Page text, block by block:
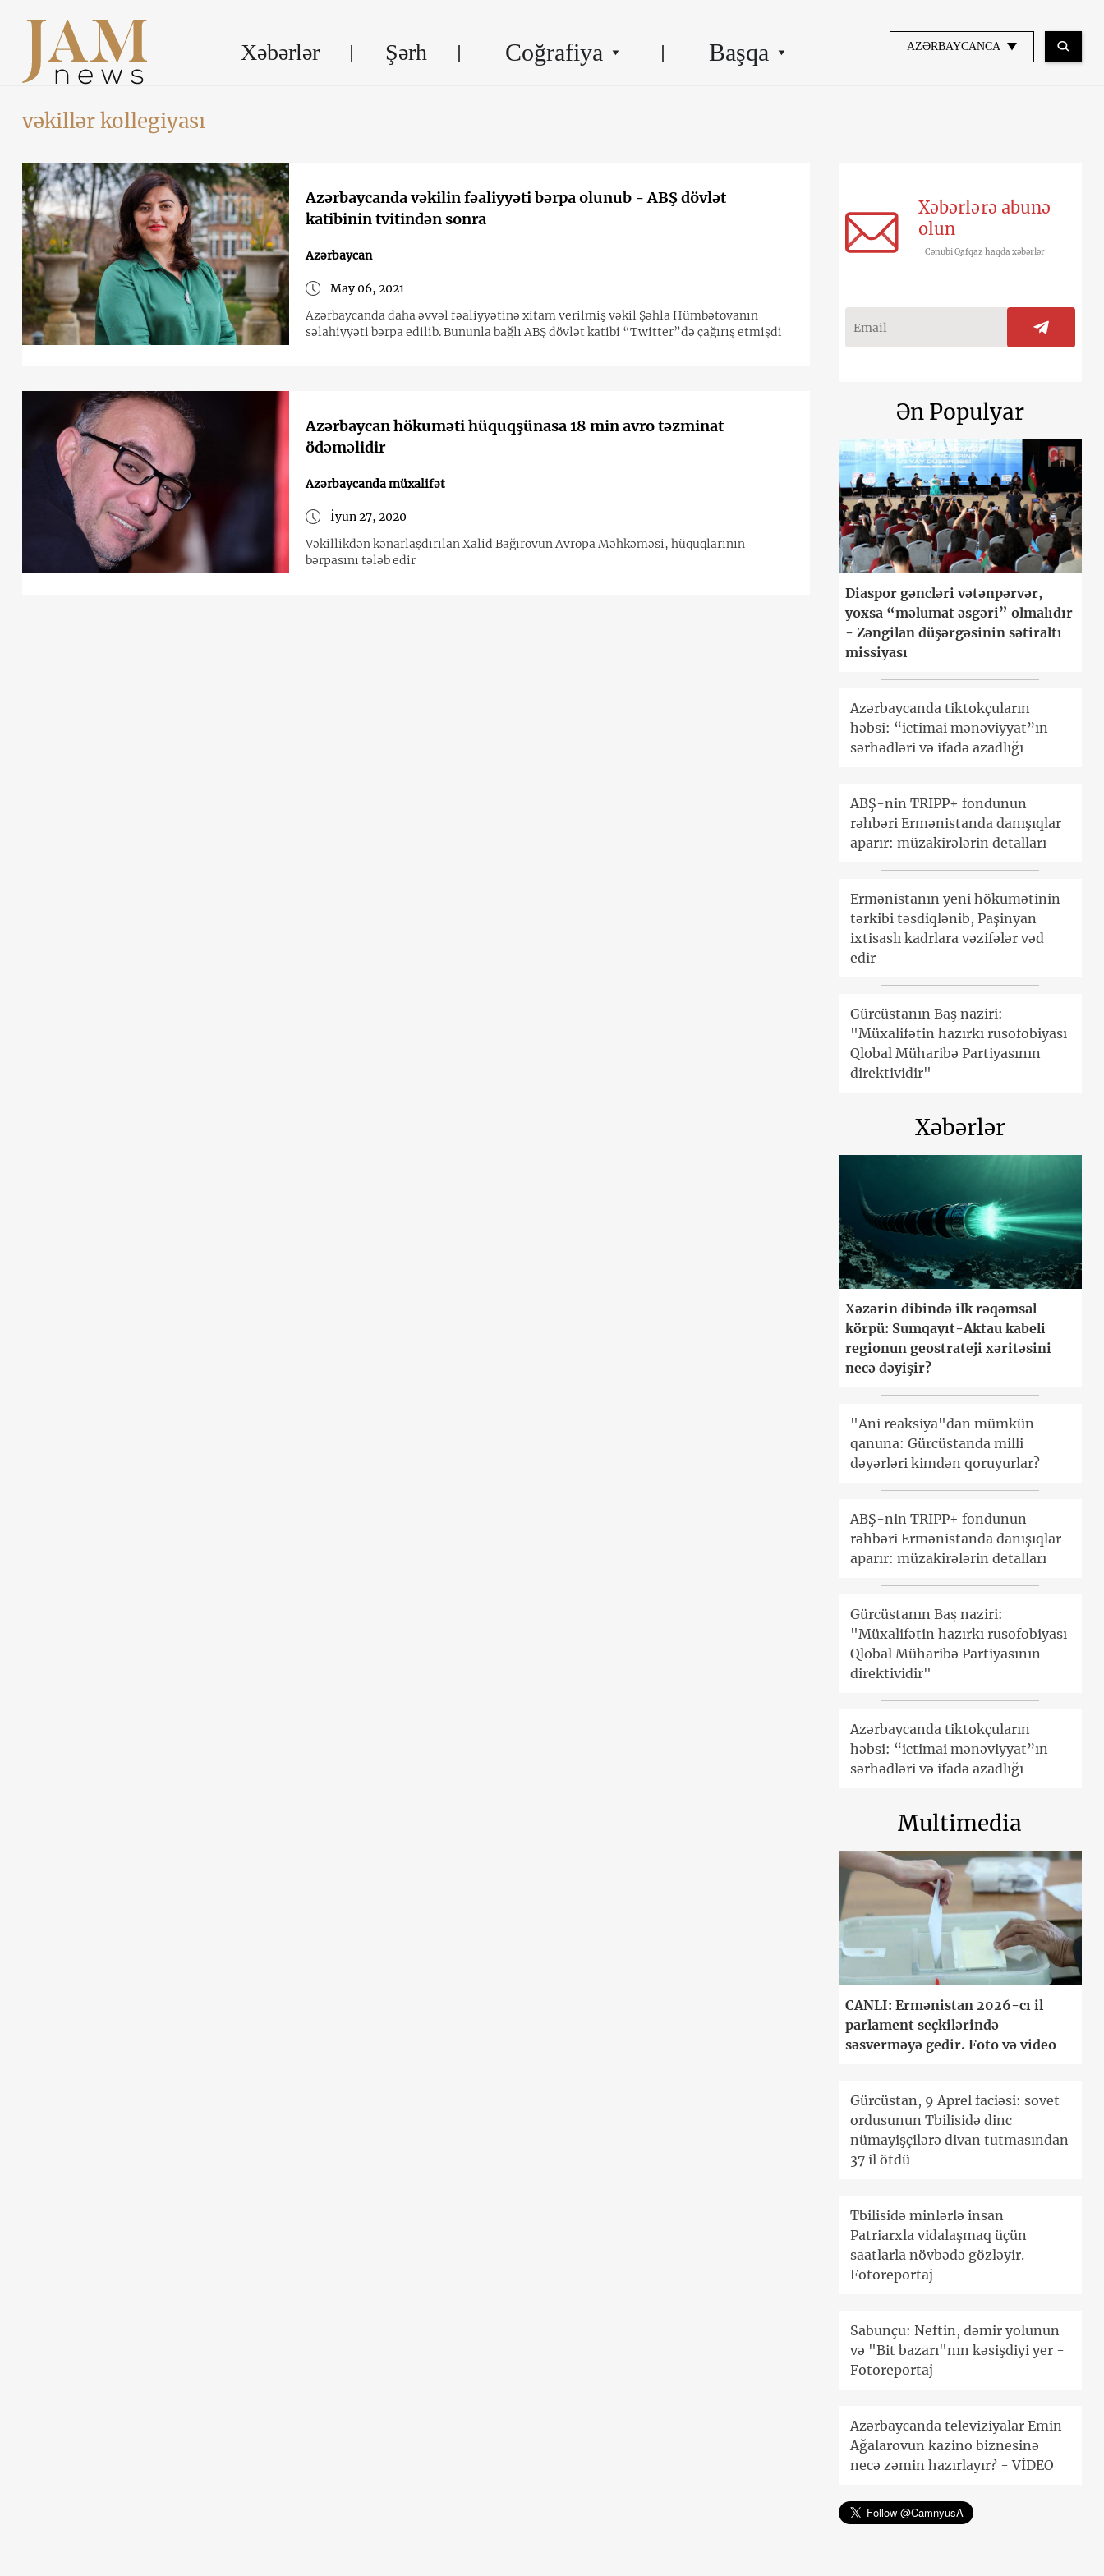
Xəbərlər Şərh Coğrafiya Başqa AZƏRBAYCANCA
vəkillər kollegiyası
Azərbaycanda vəkilin fəaliyyəti bərpa olunub - ABŞ dövlət
katibinin tvitindən sonra
Azərbaycan
May 06, 2021
Azərbaycanda daha əvvəl fəaliyyətinə xitam verilmiş vəkil Şəhla Hümbətovanın
səlahiyyəti bərpa edilib. Bununla bağlı ABŞ dövlət katibi “Twitter”də çağırış etmişdi
Azərbaycan hökuməti hüquqşünasa 18 min avro təzminat
ödəməlidir
Azərbaycanda müxalifət
İyun 27, 2020
Vəkillikdən kənarlaşdırılan Xalid Bağırovun Avropa Məhkəməsi, hüquqlarının
bərpasını tələb edir
Xəbərlərə abunə
olun
Cənubi Qafqaz haqda xəbərlər
Ən Populyar
Diaspor gəncləri vətənpərvər,
yoxsa “məlumat əsgəri” olmalıdır
- Zəngilan düşərgəsinin sətiraltı
missiyası
Azərbaycanda tiktokçuların
həbsi: “ictimai mənəviyyat”ın
sərhədləri və ifadə azadlığı
ABŞ-nin TRIPP+ fondunun
rəhbəri Ermənistanda danışıqlar
aparır: müzakirələrin detalları
Ermənistanın yeni hökumətinin
tərkibi təsdiqlənib, Paşinyan
ixtisaslı kadrlara vəzifələr vəd
edir
Gürcüstanın Baş naziri:
"Müxalifətin hazırkı rusofobiyası
Qlobal Müharibə Partiyasının
direktividir"
Xəbərlər
Xəzərin dibində ilk rəqəmsal
körpü: Sumqayıt-Aktau kabeli
regionun geostrateji xəritəsini
necə dəyişir?
"Ani reaksiya"dan mümkün
qanuna: Gürcüstanda milli
dəyərləri kimdən qoruyurlar?
ABŞ-nin TRIPP+ fondunun
rəhbəri Ermənistanda danışıqlar
aparır: müzakirələrin detalları
Gürcüstanın Baş naziri:
"Müxalifətin hazırkı rusofobiyası
Qlobal Müharibə Partiyasının
direktividir"
Azərbaycanda tiktokçuların
həbsi: “ictimai mənəviyyat”ın
sərhədləri və ifadə azadlığı
Multimedia
CANLI: Ermənistan 2026-cı il
parlament seçkilərində
səsverməyə gedir. Foto və video
Gürcüstan, 9 Aprel faciəsi: sovet
ordusunun Tbilisidə dinc
nümayişçilərə divan tutmasından
37 il ötdü
Tbilisidə minlərlə insan
Patriarxla vidalaşmaq üçün
saatlarla növbədə gözləyir.
Fotoreportaj
Sabunçu: Neftin, dəmir yolunun
və "Bit bazarı"nın kəsişdiyi yer -
Fotoreportaj
Azərbaycanda televiziyalar Emin
Ağalarovun kazino biznesinə
necə zəmin hazırlayır? - VİDEO